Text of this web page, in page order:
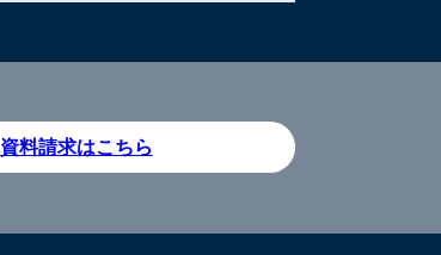
資料請求はこちら